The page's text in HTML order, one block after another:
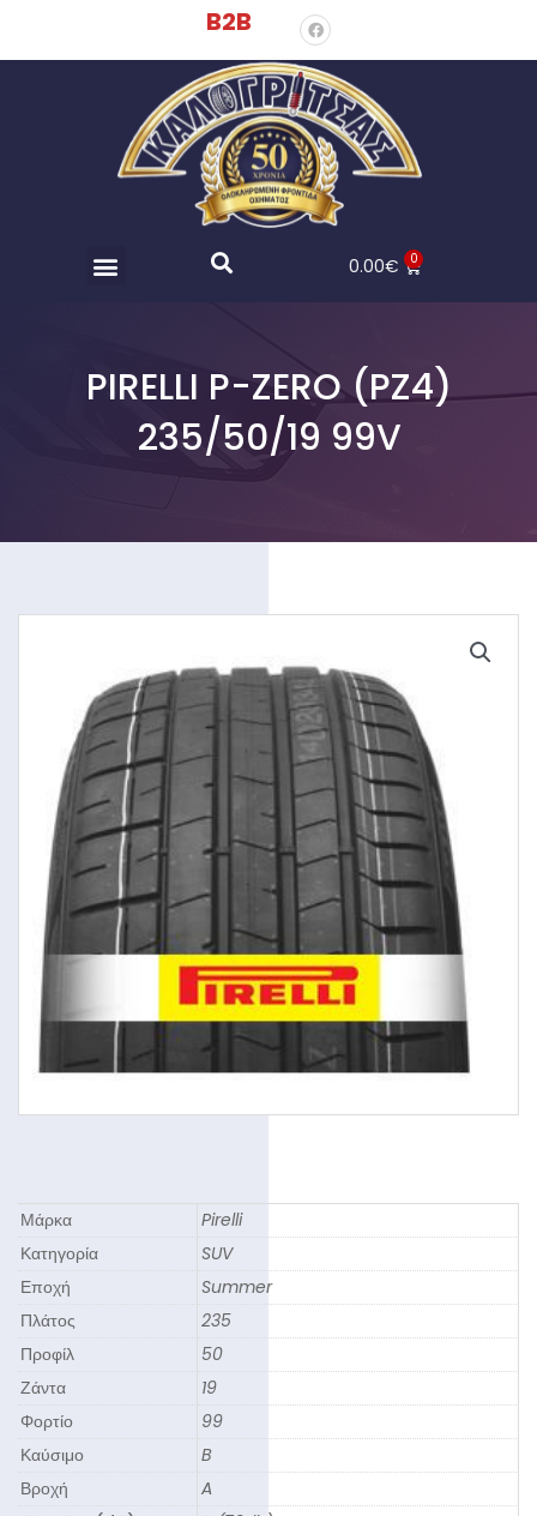
B2B
0.00€ 0
PIRELLI P-ZERO (PZ4)
235/50/19 99V
Μάρκα
Pirelli
Κατηγορία
SUV
Εποχή
Summer
Πλάτος
235
Προφίλ
50
Ζάντα
19
Φορτίο
99
Καύσιμο
B
Βροχή
A